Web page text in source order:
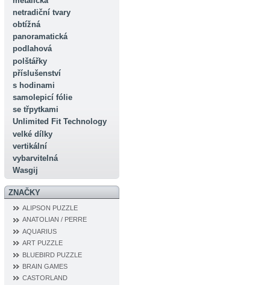
netradiční tvary
obtížná
panoramatická
podlahová
polštářky
příslušenství
s hodinami
samolepicí fólie
se třpytkami
Unlimited Fit Technology
velké dílky
vertikální
vybarvitelná
Wasgij
ZNAČKY
ALIPSON PUZZLE
ANATOLIAN / PERRE
AQUARIUS
ART PUZZLE
BLUEBIRD PUZZLE
BRAIN GAMES
CASTORLAND